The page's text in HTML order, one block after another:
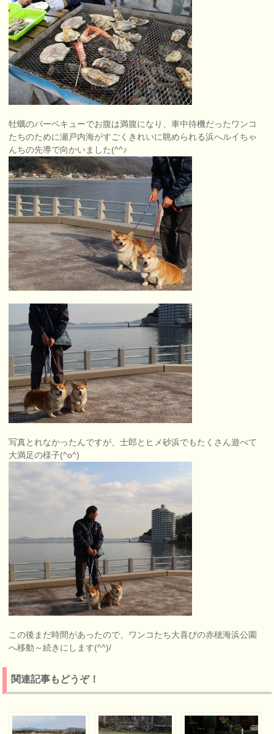
牡蠣のバーベキューでお腹は満腹になり、車中待機だったワンコ
たちのために瀬戸内海がすごくきれいに眺められる浜へルイちゃ
んちの先導で向かいました(^^♪
写真とれなかったんですが、士郎とヒメ砂浜でもたくさん遊べて
大満足の様子(^o^)
この後まだ時間があったので、ワンコたち大喜びの赤穂海浜公園
へ移動～続きにします(^^)/
関連記事もどうぞ！